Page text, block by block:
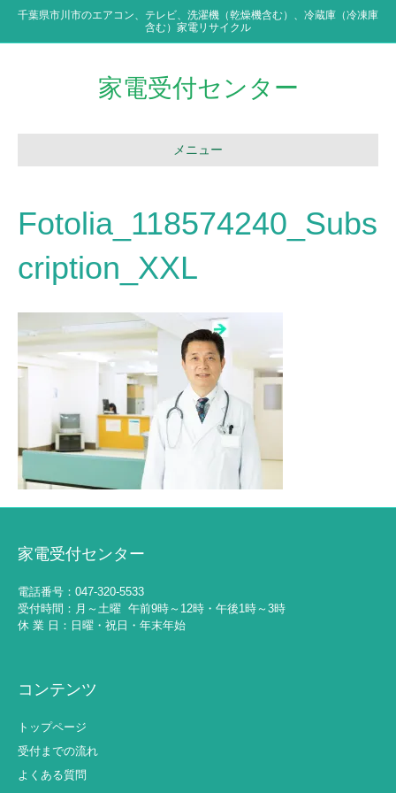
千葉県市川市のエアコン、テレビ、洗濯機（乾燥機含む）、冷蔵庫（冷凍庫
含む）家電リサイクル
家電受付センター
メニュー
Fotolia_118574240_Subs
cription_XXL
家電受付センター
電話番号：047-320-5533
受付時間：月～土曜 午前9時～12時・午後1時～3時
休 業 日：日曜・祝日・年末年始
コンテンツ
トップページ
受付までの流れ
よくある質問